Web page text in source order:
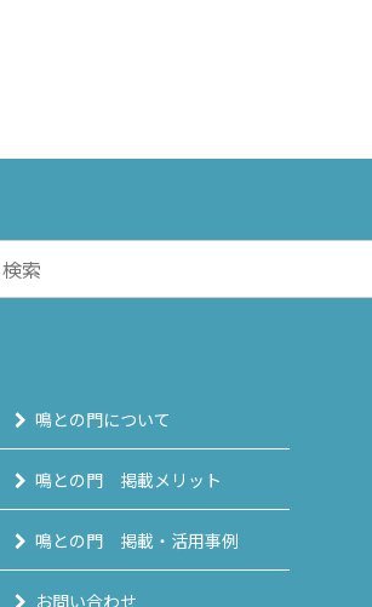
鳴との門について
鳴との門 掲載メリット
鳴との門 掲載・活用事例
お問い合わせ